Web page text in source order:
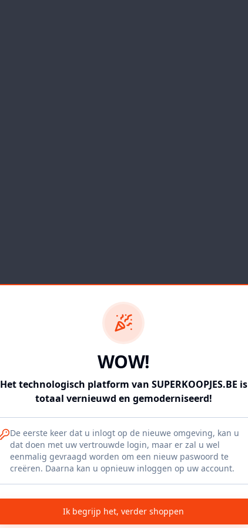
Something went wrong
An unexpected error occurred. Please try refreshing
the page.
Refresh App
WOW!
Het technologisch platform van SUPERKOOPJES.BE is
totaal vernieuwd en gemoderniseerd!
De eerste keer dat u inlogt op de nieuwe omgeving, kan u
dat doen met uw vertrouwde login, maar er zal u wel
eenmalig gevraagd worden om een nieuw paswoord te
creëren. Daarna kan u opnieuw inloggen op uw account.
Ik begrijp het, verder shoppen